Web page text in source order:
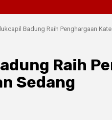
Badung Raih Penghargaan
Raih
Sedang